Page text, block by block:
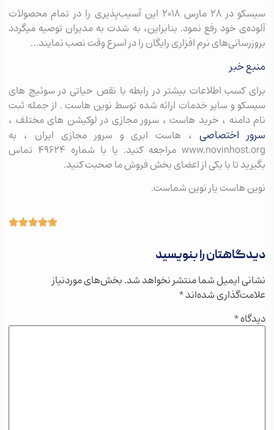
سیسکو در ۲۸ مارس ۲۰۱۸ این آسیب‌‏پذیری را در تمام محصولات
آلوده‌‏ی خود رفع نمود. بنابراین، به شدت به مدیران توصیه می‎گردد
بروزرسانی‏‌های نرم‌‏ افزاری رایگان را در اسرع وقت نصب نمایند…
منبع خبر
برای کسب اطلاعات بیشتر در رابطه با نقص حیاتی در سوئیچ های
سیسکو و سایر خدمات ارائه شده توسط نوین هاست . از جمله ثبت
نام دامنه ، خرید هاست ، سرور مجازی در لوکیشن های مختلف ،
سرور اختصاصی، هاست ابری و سرور مجازی ایران ، به
www.novinhost.org مراجعه کنید. یا با شماره ۴۹۶۲۴ تماس
بگیرید تا با یکی از اعضای بخش فروش ما صحبت کنید.
نوین هاست یار نوین شماست.
دیدگاهتان را بنویسید
نشانی ایمیل شما منتشر نخواهد شد.بخش‌های موردنیاز
علامت‌گذاری شده‌اند*
دیدگاه*